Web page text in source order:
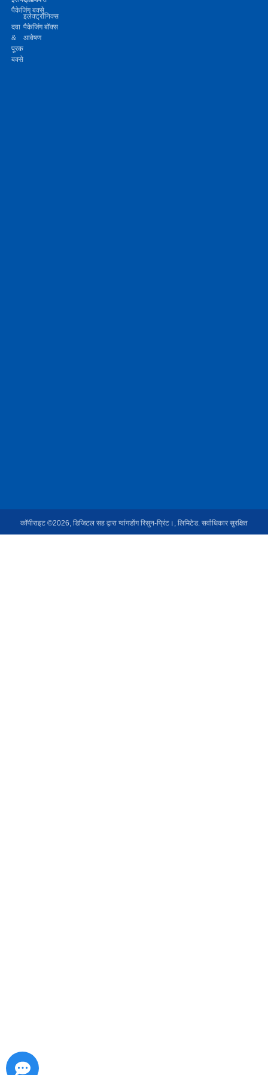
पैकेजिंग बक्से
दवा
&
पूरक
बक्से
इलेक्ट्रॉनिक्स
पैकेजिंग बॉक्स
आवेषण
कॉपीराइट ©2026, डिजिटल सह द्वारा ग्वांगडोंग रिसुन-प्रिंट।, लिमिटेड. सर्वाधिकार सुरक्षित